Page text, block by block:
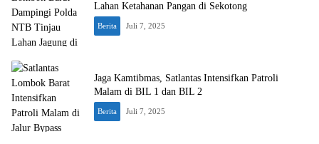
Lahan Ketahanan Pangan di Sekotong
Berita Juli 7, 2025
Jaga Kamtibmas, Satlantas Intensifkan Patroli
Malam di BIL 1 dan BIL 2
Berita Juli 7, 2025